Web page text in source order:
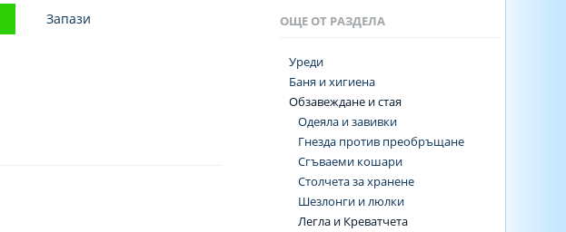
Запази ОЩЕ ОТ РАЗДЕЛА
Уреди
Баня и хигиена
Обзавеждане и стая
Одеяла и завивки
Гнезда против преобръщане
Сгъваеми кошари
Столчета за хранене
Шезлонги и люлки
Легла и Креватчета